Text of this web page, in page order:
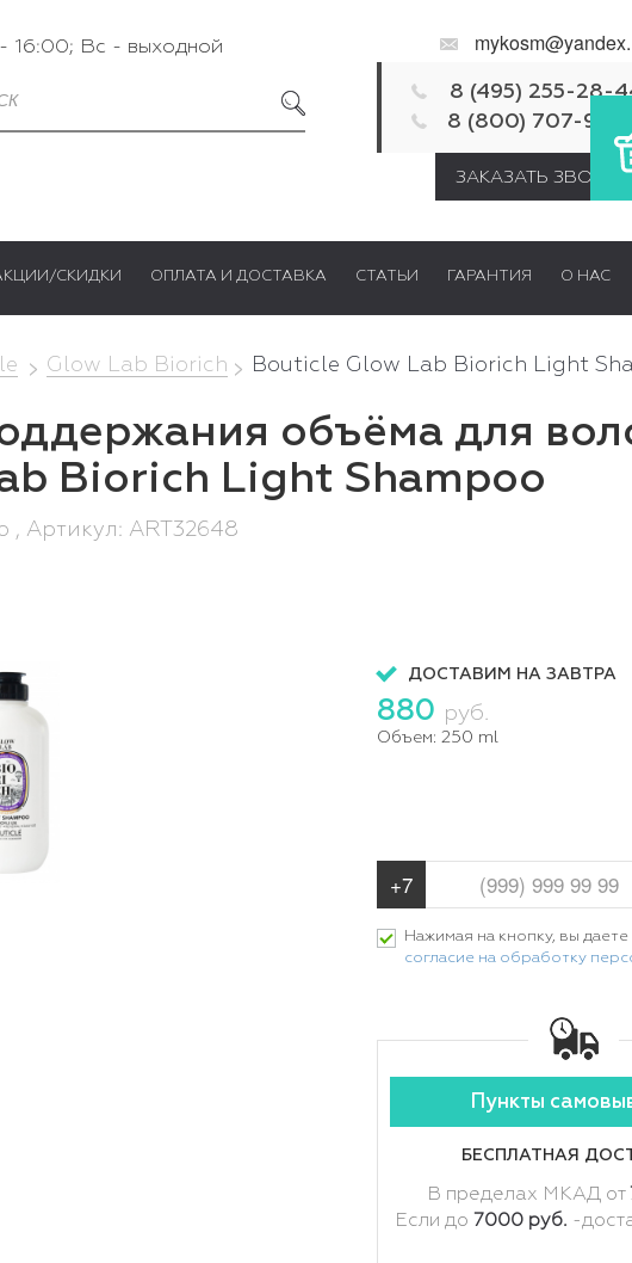
16:00; Вс - выходной
8 (495) 255-28-
8 (800) 707-92-
ЗАКАЗАТЬ ЗВОНОК
СКИДКИ ОПЛАТА И ДОСТАВКА СТАТЬИ ГАРАНТИЯ О НАС
Glow Lab Biorich Bouticle Glow Lab Biorich Light
объёма для
Biorich Light Shampoo
, Артикул: ART32648
ДОСТАВИМ НА ЗАВТРА
880 руб.
Объем: 250 ml
Нажимая на кнопку, вы даете
согласие на обработку
Пункты
БЕСПЛАТНАЯ
В пределах МКАД от
Если до 7000 руб. -